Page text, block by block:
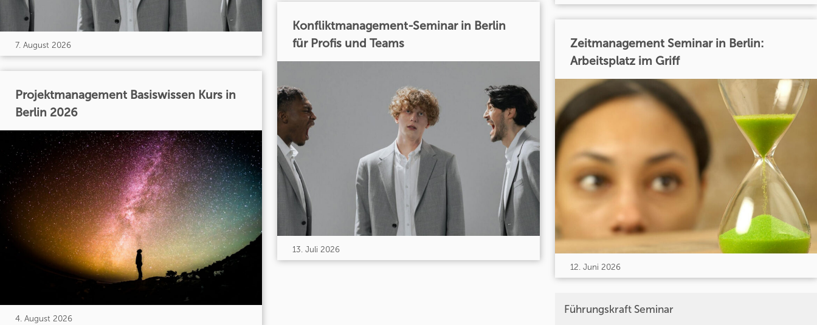
7. August 2026
Projektmanagement Basiswissen Kurs in
Berlin 2026
4. August 2026
Konfliktmanagement-Seminar in Berlin
für Profis und Teams
13. Juli 2026
Zeitmanagement Seminar in Berlin:
Arbeitsplatz im Griff
12. Juni 2026
Führungskraft Seminar